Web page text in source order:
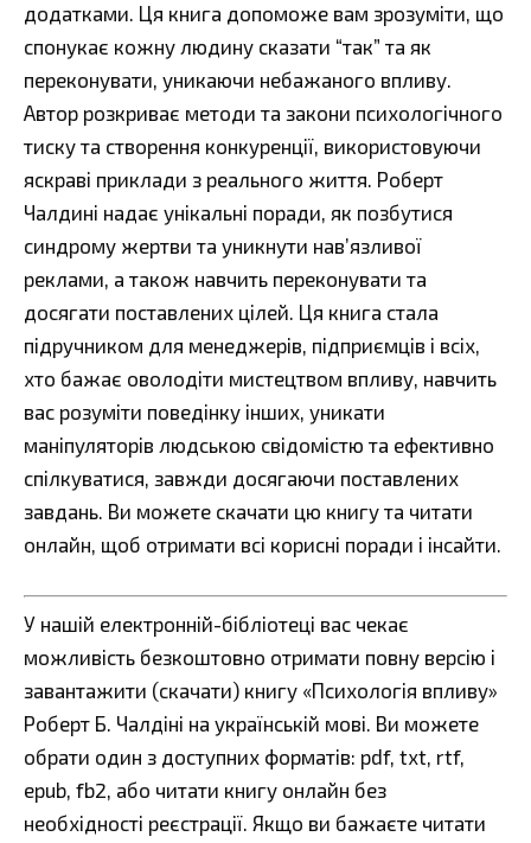
додатками. Ця книга допоможе вам зрозуміти, що
спонукає кожну людину сказати “так” та як
переконувати, уникаючи небажаного впливу.
Автор розкриває методи та закони психологічного
тиску та створення конкуренції, використовуючи
яскраві приклади з реального життя. Роберт
Чалдині надає унікальні поради, як позбутися
синдрому жертви та уникнути нав’язливої
реклами, а також навчить переконувати та
досягати поставлених цілей. Ця книга стала
підручником для менеджерів, підприємців і всіх,
хто бажає оволодіти мистецтвом впливу, навчить
вас розуміти поведінку інших, уникати
маніпуляторів людською свідомістю та ефективно
спілкуватися, завжди досягаючи поставлених
завдань. Ви можете скачати цю книгу та читати
онлайн, щоб отримати всі корисні поради і інсайти.
У нашій електронній-бібліотеці вас чекає
можливість безкоштовно отримати повну версію і
завантажити (скачати) книгу «Психологія впливу»
Роберт Б. Чалдіні на українській мові. Ви можете
обрати один з доступних форматів: pdf, txt, rtf,
epub, fb2, або читати книгу онлайн без
необхідності реєстрації. Якщо ви бажаєте читати